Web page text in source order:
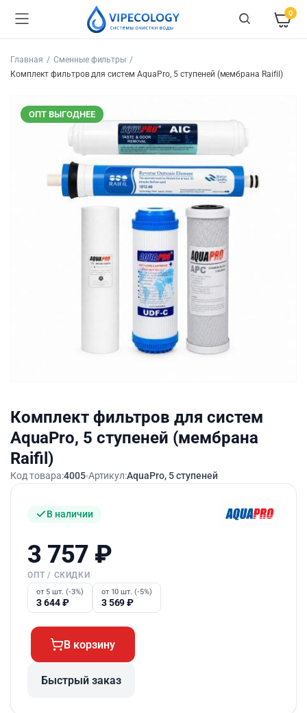
0
Главная
Сменные фильтры
Комплект фильтров для систем AquaPro, 5 ступеней (мембрана Raifil)
ОПТ ВЫГОДНЕЕ
Комплект фильтров для систем
AquaPro, 5 ступеней (мембрана
Raifil)
Код товара:4005 Артикул:AquaPro, 5 ступеней
В наличии
3 757 ₽
ОПТ / СКИДКИ
от 5 шт. (-3%)
3 644₽
от 10 шт. (-5%)
3 569₽
В корзину
Быстрый заказ